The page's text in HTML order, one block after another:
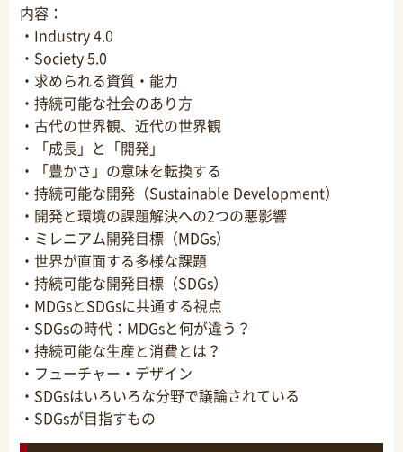
内容：
・Industry 4.0
・Society 5.0
・求められる資質・能力
・持続可能な社会のあり方
・古代の世界観、近代の世界観
・「成長」と「開発」
・「豊かさ」の意味を転換する
・持続可能な開発（Sustainable Development）
・開発と環境の課題解決への2つの悪影響
・ミレニアム開発目標（MDGs）
・世界が直面する多様な課題
・持続可能な開発目標（SDGs）
・MDGsとSDGsに共通する視点
・SDGsの時代：MDGsと何が違う？
・持続可能な生産と消費とは？
・フューチャー・デザイン
・SDGsはいろいろな分野で議論されている
・SDGsが目指すもの